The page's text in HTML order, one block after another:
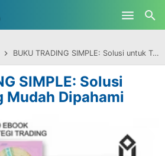
to main content
BUKU TRADING SIMPLE: Solusi untuk Trading Mudah Dipahami
SIMPLE: Solusi
Mudah Dipahami